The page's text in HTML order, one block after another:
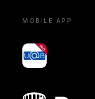
MOBILE APP
yoU@B